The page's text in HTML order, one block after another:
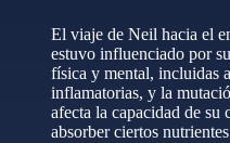
El viaje de Neil hacia el
estuvo influenciado por
física y mental, incluidas
inflamatorias, y la
afecta la capacidad de su
absorber ciertos